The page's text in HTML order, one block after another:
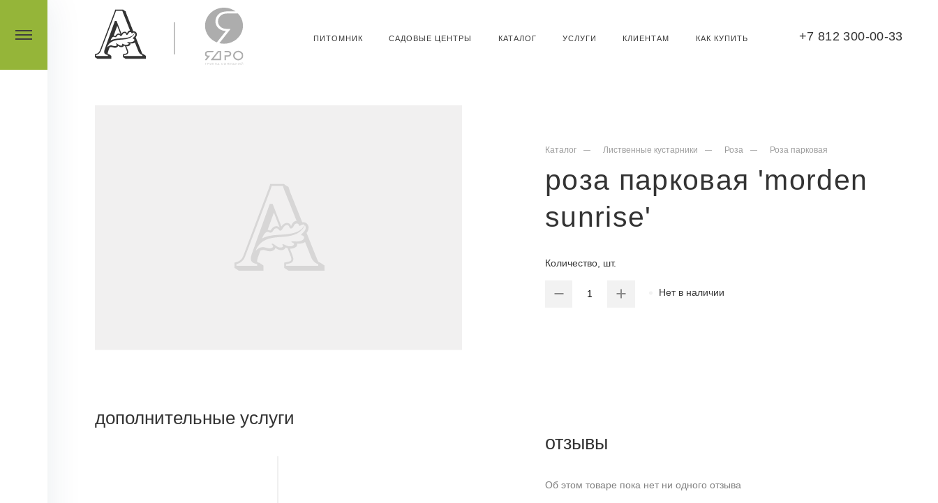
ПИТОМНИК САДОВЫЕ ЦЕНТРЫ КАТАЛОГ УСЛУГИ КЛИЕНТАМ КАК КУПИТЬ +7 812 300-00-33
дополнительные услуги
Каталог Лиственные кустарники Роза Роза парковая
роза парковая 'morden
sunrise'
Количество, шт.
Нет в наличии
отзывы
Об этом товаре пока нет ни одного отзыва